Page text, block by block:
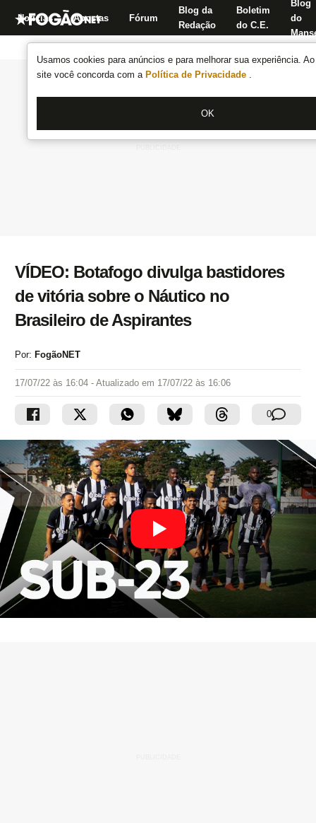
Usamos cookies para anúncios e para melhorar sua experiência.
site você concorda com a Política de Privacidade .
OK
Notícias Apostas Fórum
Blog da
Redação
Boletim
do C.E.
Blog
do
VÍDEO: Botafogo divulga bastidores
de vitória sobre o Náutico no
Brasileiro de Aspirantes
Por: FogãoNET
17/07/22 às 16:04 - Atualizado em 17/07/22 às 16:06
0